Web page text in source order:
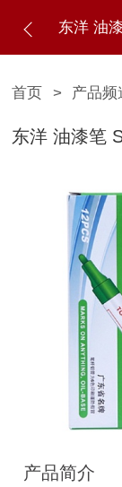
东洋 油
首页 > 产品频
东洋 油漆笔
产品简介